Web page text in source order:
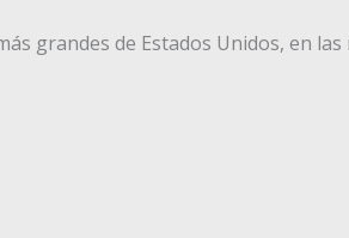
grandes de Estados Unidos, en las